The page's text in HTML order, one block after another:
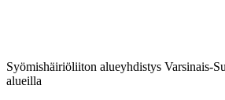
Syömishäiriöliiton alueyhdistys Varsinais-
alueilla